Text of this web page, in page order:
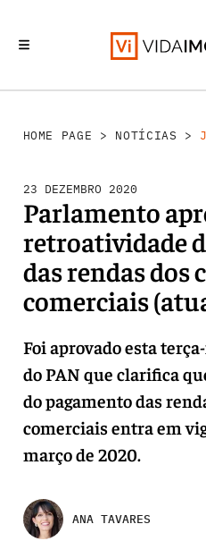
HOME PAGE > NOTÍCIAS >
23 DEZEMBRO 2020
Parlamento
retroatividade
das rendas dos
comerciais
Foi aprovado esta
do PAN que clarifica
do pagamento das
comerciais entra em
março de 2020.
ANA TAVARES